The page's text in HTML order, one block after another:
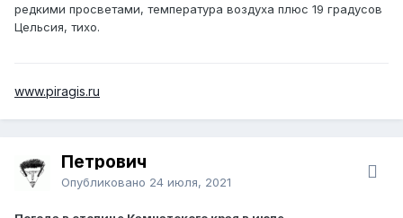
редкими просветами, температура воздуха плюс 19 градусов
Цельсия, тихо.
www.piragis.ru
Петрович
Опубликовано 24 июля, 2021